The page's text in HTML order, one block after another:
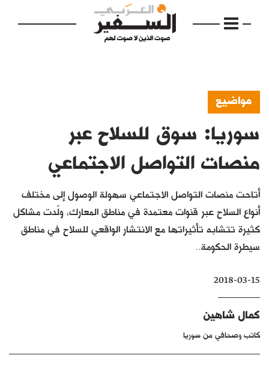
الرئيسية
مواضيع
فكرة
دفاتر
بالصورة
كتّابنا
الأرشيف
مواضيع
سوريا: سوق للسلاح عبر
منصات التواصل الاجتماعي
أتاحت منصات التواصل الاجتماعي سهولة الوصول إلى مختلف
أنواع السلاح عبر قنوات معتمدة في مناطق المعارك، ولّدت مشاكل
كثيرة تتشابه تأثيراتها مع الانتشار الواقعي للسلاح في مناطق
سيطرة الحكومة..
2018-03-15
كمال شاهين
كاتب وصحافي من سوريا